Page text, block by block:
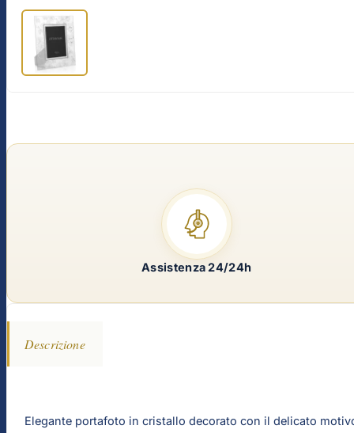
Descrizione
Elegante portafoto in cristallo decorato con il delicato
Assistenza 24/24h